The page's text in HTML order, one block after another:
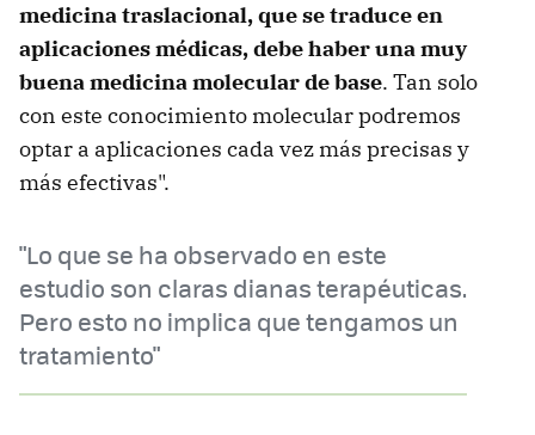
medicina traslacional, que se traduce en
aplicaciones médicas, debe haber una muy
buena medicina molecular de base. Tan solo
con este conocimiento molecular podremos
optar a aplicaciones cada vez más precisas y
más efectivas".
"Lo que se ha observado en este
estudio son claras dianas terapéuticas.
Pero esto no implica que tengamos un
tratamiento"